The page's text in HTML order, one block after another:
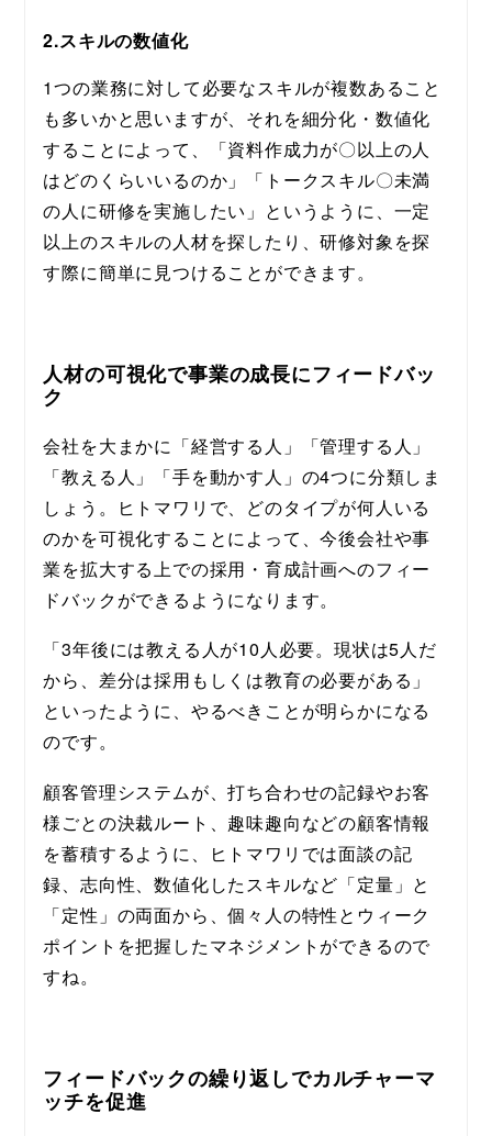
2.スキルの数値化
1つの業務に対して必要なスキルが複数あること
も多いかと思いますが、それを細分化・数値化
することによって、「資料作成力が〇以上の人
はどのくらいいるのか」「トークスキル〇未満
の人に研修を実施したい」というように、一定
以上のスキルの人材を探したり、研修対象を探
す際に簡単に見つけることができます。
人材の可視化で事業の成長にフィードバッ
ク
会社を大まかに「経営する人」「管理する人」
「教える人」「手を動かす人」の4つに分類しま
しょう。ヒトマワリで、どのタイプが何人いる
のかを可視化することによって、今後会社や事
業を拡大する上での採用・育成計画へのフィー
ドバックができるようになります。
「3年後には教える人が10人必要。現状は5人だ
から、差分は採用もしくは教育の必要がある」
といったように、やるべきことが明らかになる
のです。
顧客管理システムが、打ち合わせの記録やお客
様ごとの決裁ルート、趣味趣向などの顧客情報
を蓄積するように、ヒトマワリでは面談の記
録、志向性、数値化したスキルなど「定量」と
「定性」の両面から、個々人の特性とウィーク
ポイントを把握したマネジメントができるので
すね。
フィードバックの繰り返しでカルチャーマ
ッチを促進